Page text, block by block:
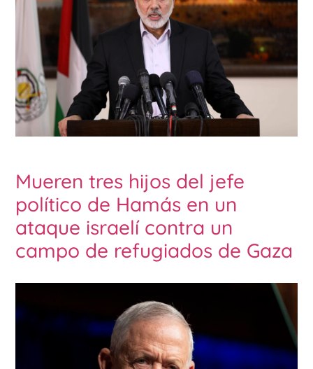
Mueren tres hijos del jefe
político de Hamás en un
ataque israelí contra un
campo de refugiados de Gaza